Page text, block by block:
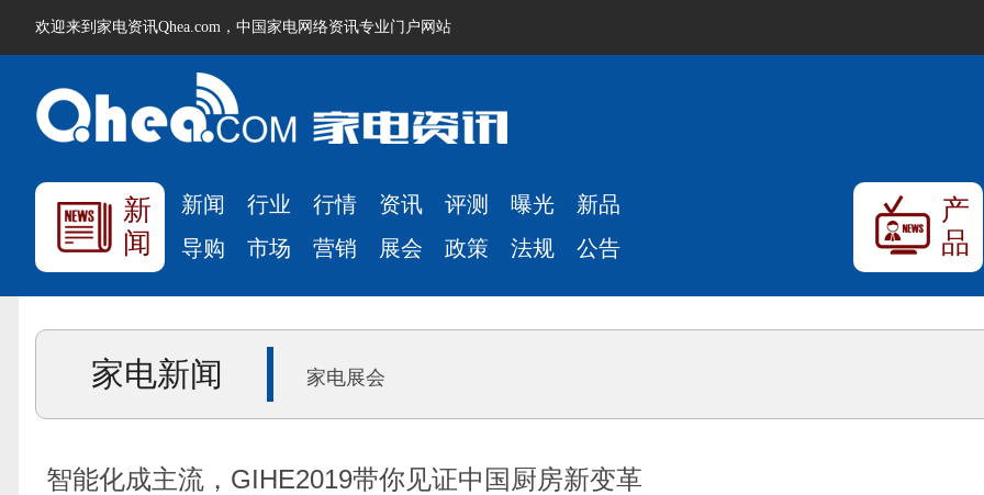
欢迎来到家电资讯Qhea.com，中国家电网络资讯专业门户网站
新
闻
新闻 行业 行情 资讯 评测 曝光
新品
导购
市场 营销 展会 政策 法规 公告
产
品
家电新闻 家电展会
智能化成主流，GIHE2019带你见证中国厨房新变革